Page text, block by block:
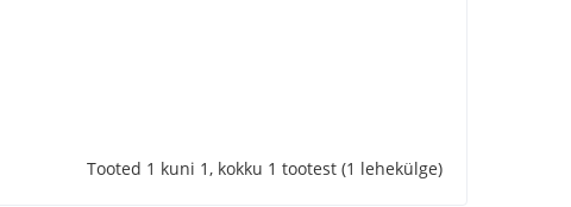
Tooted 1 kuni 1, kokku 1 tootest (1 lehekülge)